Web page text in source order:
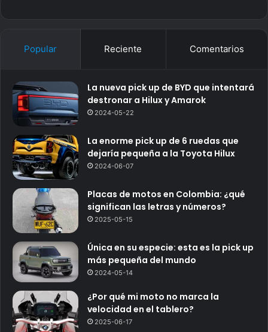
Popular Reciente Comentarios
La nueva pick up de BYD que intentará
destronar a Hilux y Amarok
2024-05-22
La enorme pick up de 6 ruedas que
dejaría pequeña a la Toyota Hilux
2024-06-07
Placas de motos en Colombia: ¿qué
significan las letras y números?
2025-05-15
Única en su especie: esta es la pick up
más pequeña del mundo
2024-05-14
¿Por qué mi moto no marca la
velocidad en el tablero?
2025-06-17